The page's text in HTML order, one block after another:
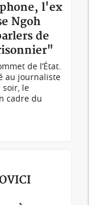
l'ex
Ngoh
de
de l’État.
au journaliste
soir, le
cadre du